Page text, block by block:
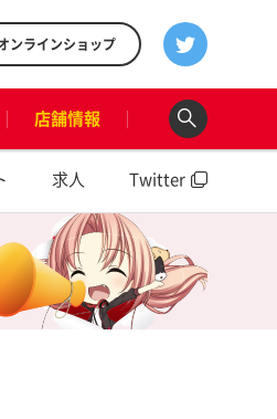
ンラインショップ
店舗情報
求人 Twitter